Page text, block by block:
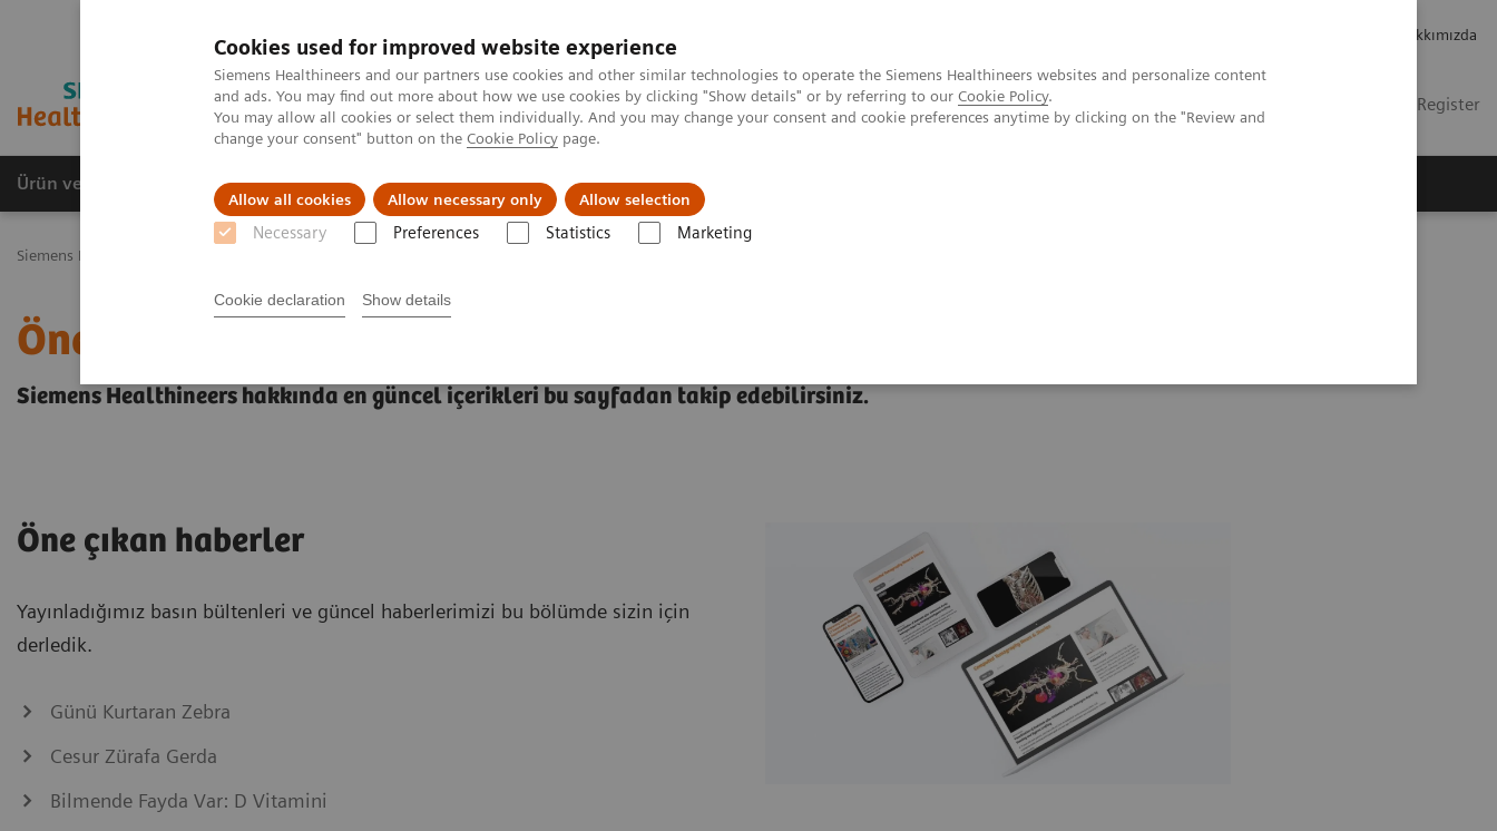
Cookies used for improved website experience
Siemens Healthineers and our partners use cookies and other similar technologies to operate the Siemens Healthineers websites and personalize content
and ads. You may find out more about how we use cookies by clicking "Show details" or by referring to our Cookie Policy.
You may allow all cookies or select them individually. And you may change your consent and cookie preferences anytime by clicking on the "Review and
change your consent" button on the Cookie Policy page.
Allow all cookies Allow necessary only Allow selection
Necessary Preferences Statistics Marketing
Cookie declaration Show details
Hakkımızda
Login / Register
Ürün ve Hizmetler Öne Çıkanlar Sağlık Hizmetlerinde Karşılaşılan Zorluklar ve Çözüm Yolları
Siemens Healthineers Türkiye
Öne çıkanlar
Siemens Healthineers hakkında en güncel içerikleri bu sayfadan takip edebilirsiniz.
Öne çıkan haberler
Yayınladığımız basın bültenleri ve güncel haberlerimizi bu bölümde sizin için
derledik.
Günü Kurtaran Zebra
Cesur Zürafa Gerda
Bilmende Fayda Var: D Vitamini